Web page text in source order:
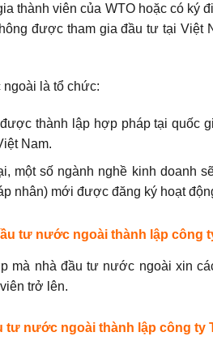
thành viên của WTO hoặc có
được tham gia đầu tư tại
là tổ chức:
thành lập hợp pháp tại quốc
Nam.
một số ngành nghề kinh doanh
nhân) mới được đăng ký hoạt
tư nước ngoài thành lập công
mà nhà đầu tư nước ngoài xin
trở lên.
tư nước ngoài thành lập công ty